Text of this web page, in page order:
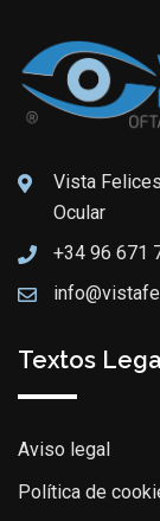
Vista
Ocular
+34 96 671
Textos
Aviso legal
Política de